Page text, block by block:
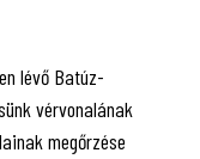
lévő Batúz-
vérvonalának
megőrzése